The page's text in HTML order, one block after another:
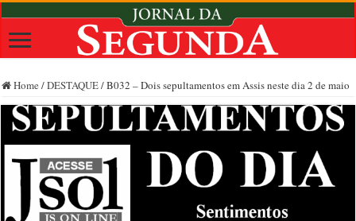
Home /DESTAQUE/B032 – Dois sepultamentos em Assis neste dia 2 de maio